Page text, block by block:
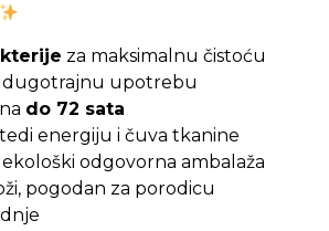
za maksimalnu čistoću
dugotrajnu upotrebu
do 72 sata
energiju i čuva tkanine
ekološki odgovorna ambalaža
pogodan za porodicu